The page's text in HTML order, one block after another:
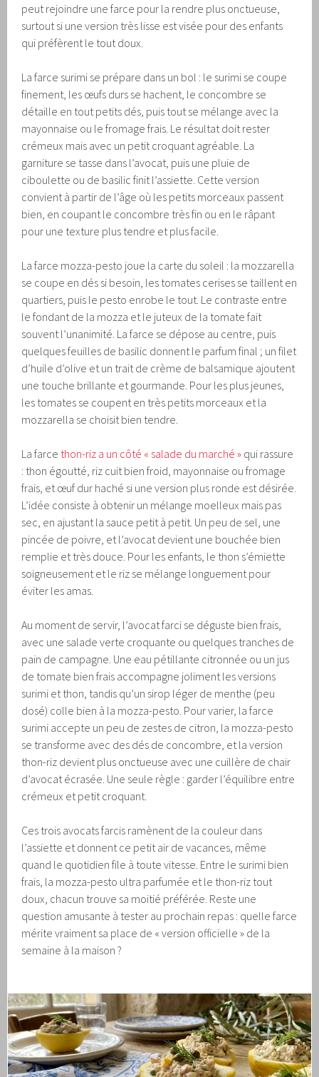
peut rejoindre une farce pour la rendre plus onctueuse,
surtout si une version très lisse est visée pour des enfants
qui préfèrent le tout doux.
La farce surimi se prépare dans un bol : le surimi se coupe
finement, les œufs durs se hachent, le concombre se
détaille en tout petits dés, puis tout se mélange avec la
mayonnaise ou le fromage frais. Le résultat doit rester
crémeux mais avec un petit croquant agréable. La
garniture se tasse dans l’avocat, puis une pluie de
ciboulette ou de basilic finit l’assiette. Cette version
convient à partir de l’âge où les petits morceaux passent
bien, en coupant le concombre très fin ou en le râpant
pour une texture plus tendre et plus facile.
La farce mozza-pesto joue la carte du soleil : la mozzarella
se coupe en dés si besoin, les tomates cerises se taillent en
quartiers, puis le pesto enrobe le tout. Le contraste entre
le fondant de la mozza et le juteux de la tomate fait
souvent l’unanimité. La farce se dépose au centre, puis
quelques feuilles de basilic donnent le parfum final ; un filet
d’huile d’olive et un trait de crème de balsamique ajoutent
une touche brillante et gourmande. Pour les plus jeunes,
les tomates se coupent en très petits morceaux et la
mozzarella se choisit bien tendre.
La farce thon-riz a un côté « salade du marché » qui rassure
: thon égoutté, riz cuit bien froid, mayonnaise ou fromage
frais, et œuf dur haché si une version plus ronde est désirée.
L’idée consiste à obtenir un mélange moelleux mais pas
sec, en ajustant la sauce petit à petit. Un peu de sel, une
pincée de poivre, et l’avocat devient une bouchée bien
remplie et très douce. Pour les enfants, le thon s’émiette
soigneusement et le riz se mélange longuement pour
éviter les amas.
Au moment de servir, l’avocat farci se déguste bien frais,
avec une salade verte croquante ou quelques tranches de
pain de campagne. Une eau pétillante citronnée ou un jus
de tomate bien frais accompagne joliment les versions
surimi et thon, tandis qu’un sirop léger de menthe (peu
dosé) colle bien à la mozza-pesto. Pour varier, la farce
surimi accepte un peu de zestes de citron, la mozza-pesto
se transforme avec des dés de concombre, et la version
thon-riz devient plus onctueuse avec une cuillère de chair
d’avocat écrasée. Une seule règle : garder l’équilibre entre
crémeux et petit croquant.
Ces trois avocats farcis ramènent de la couleur dans
l’assiette et donnent ce petit air de vacances, même
quand le quotidien file à toute vitesse. Entre le surimi bien
frais, la mozza-pesto ultra parfumée et le thon-riz tout
doux, chacun trouve sa moitié préférée. Reste une
question amusante à tester au prochain repas : quelle farce
mérite vraiment sa place de « version officielle » de la
semaine à la maison ?